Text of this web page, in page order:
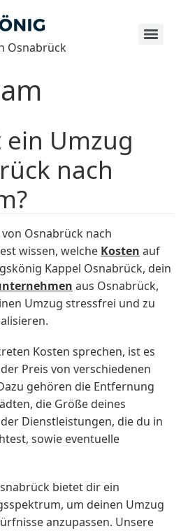
Osnabrück
Umzug
nach
Osnabrück nach
wissen, welche Kosten auf
Kappel Osnabrück, dein
aus Osnabrück,
Umzug stressfrei und zu
Kosten sprechen, ist es
Preis von verschiedenen
gehören die Entfernung
die Größe deines
Dienstleistungen, die du in
sowie eventuelle
bietet dir ein
um deinen Umzug
anzupassen. Unsere